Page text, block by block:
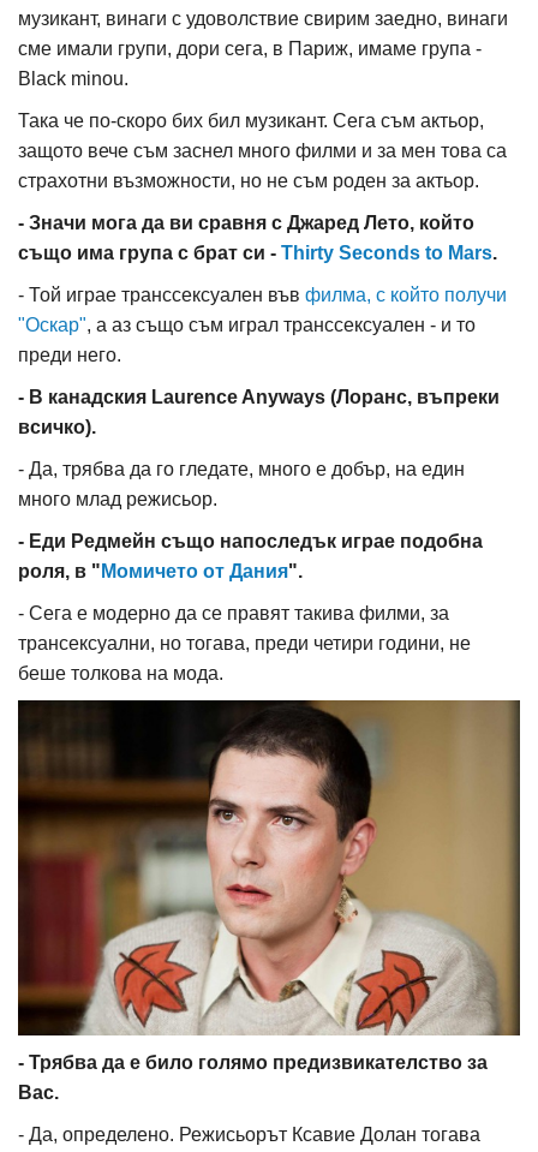
музикант, винаги с удоволствие свирим заедно, винаги
сме имали групи, дори сега, в Париж, имаме група -
Black minou.
Така че по-скоро бих бил музикант. Сега съм актьор,
защото вече съм заснел много филми и за мен това са
страхотни възможности, но не съм роден за актьор.
- Значи мога да ви сравня с Джаред Лето, който
също има група с брат си - Thirty Seconds to Mars.
- Той играе транссексуален във филма, с който получи
"Оскар", а аз също съм играл транссексуален - и то
преди него.
- В канадския Laurence Anyways (Лоранс, въпреки
всичко).
- Да, трябва да го гледате, много е добър, на един
много млад режисьор.
- Еди Редмейн също напоследък играе подобна
роля, в " Момичето от Дания".
- Сега е модерно да се правят такива филми, за
трансексуални, но тогава, преди четири години, не
беше толкова на мода.
- Трябва да е било голямо предизвикателство за
Вас.
- Да, определено. Режисьорът Ксавие Долан тогава